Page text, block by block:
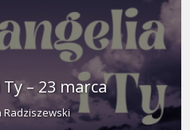
– 23 marca
Radziszewski